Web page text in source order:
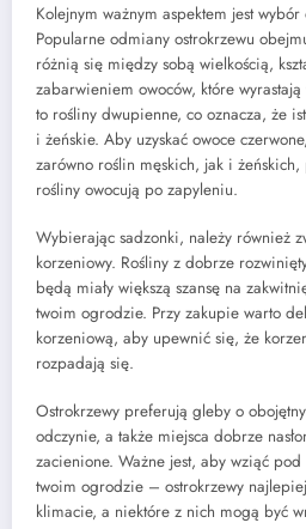
Kolejnym ważnym aspektem jest
Popularne odmiany ostrokrzewu
różnią się między sobą wielkością,
zabarwieniem owoców, które
to rośliny dwupienne, co oznacza, że
i żeńskie. Aby uzyskać owoce
zarówno roślin męskich, jak i
rośliny owocują po zapyleniu.
Wybierając sadzonki, należy również
korzeniowy. Rośliny z dobrze
będą miały większą szansę na
twoim ogrodzie. Przy zakupie warto
korzeniową, aby upewnić się, że
rozpadają się.
Ostrokrzewy preferują gleby o
odczynie, a także miejsca dobrze
zacienione. Ważne jest, aby wziąć
twoim ogrodzie – ostrokrzewy
klimacie, a niektóre z nich mogą być